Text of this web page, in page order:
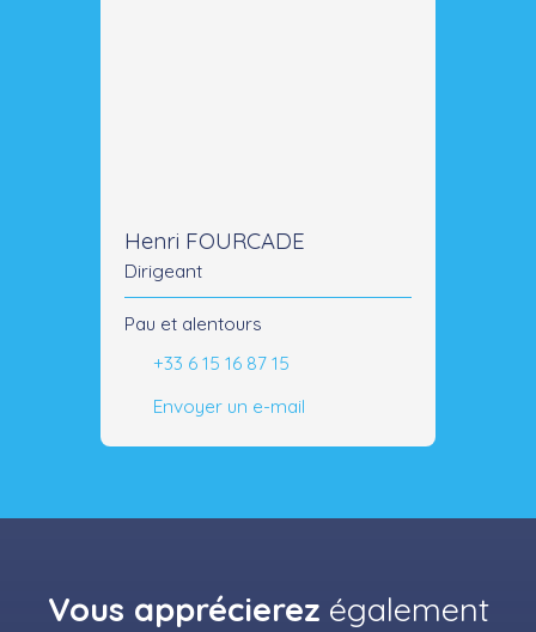
Henri FOURCADE
Dirigeant
Pau et alentours
+33 6 15 16 87 15
Envoyer un e-mail
Vous apprécierez également